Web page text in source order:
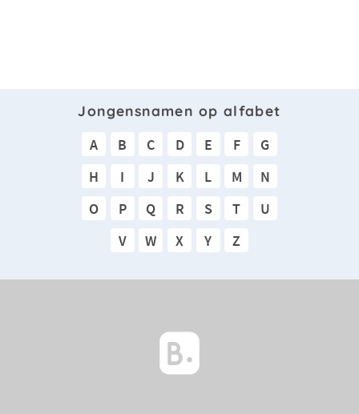
Jongensnamen op alfabet
A B C D E F
G
H
I J K L M
N
O
P Q R S T
U
V
W X Y Z